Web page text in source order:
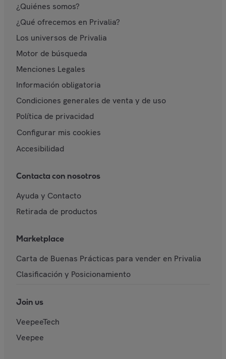
¿Quiénes somos?
¿Qué ofrecemos en Privalia?
Los universos de Privalia
Motor de búsqueda
Menciones Legales
Información obligatoria
Condiciones generales de venta y de uso
Política de privacidad
Configurar mis cookies
Accesibilidad
Contacta con nosotros
Ayuda y Contacto
Retirada de productos
Marketplace
Carta de Buenas Prácticas para vender en Privalia
Clasificación y Posicionamiento
Join us
VeepeeTech
Veepee